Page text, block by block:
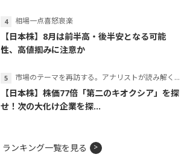
相場一点喜怒哀楽
【日本株】8月は前半高・後半安となる可能
性、高値掴みに注意か
市場のテーマを再訪する。アナリストが読み解くテーマの本質
【日本株】株価77倍「第二のキオクシア」を探
せ！次の大化け企業を探...
ランキング一覧を見る